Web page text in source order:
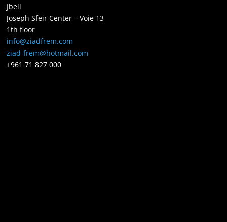
Jbeil
Joseph Sfeir Center – Voie 13
1th floor
info@ziadfrem.com
ziad-frem@hotmail.com
+961 71 827 000